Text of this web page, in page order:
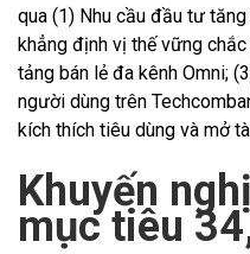
qua (1) Nhu cầu đầu tư
khẳng định vị thế vững
tảng bán lẻ đa kênh Omni;
người dùng trên
kích thích tiêu dùng và mở
Khuyến
mục tiêu